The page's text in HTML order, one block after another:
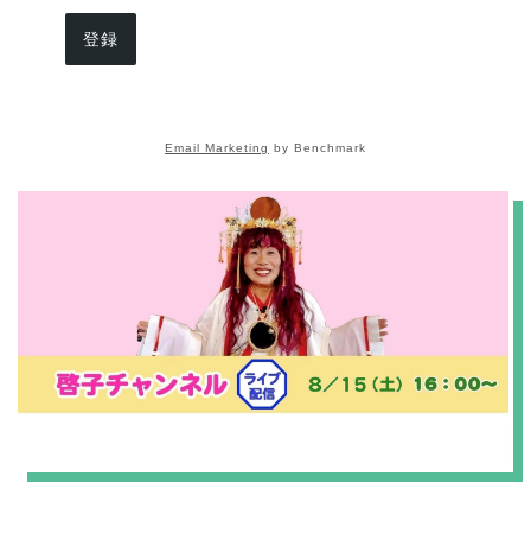
登録
Email Marketing by Benchmark